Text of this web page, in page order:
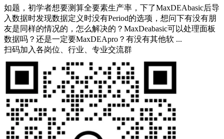
如题，初学者想要测算全要素生产率，下了MaxDEAbasic后导
入数据时发现数据定义时没有Period的选项，想问下有没有朋
友是同样的情况的，怎么解决的？MaxDeabasic可以处理面板
数据吗？还是一定要MaxDEApro？有没有其他软 ...
扫码加入各岗位、行业、专业交流群